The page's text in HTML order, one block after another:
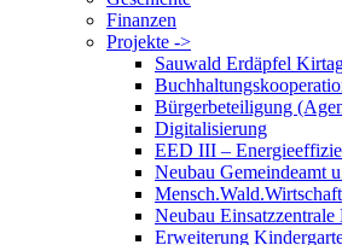
Finanzen
Projekte ->
Sauwald Erdäpfel
Bürgerbeteiligung
Digitalisierung
EED III –
Neubau Gemeindeamt
Mensch.Wald.Wirtschaft
Neubau Einsatzzentrale
Erweiterung